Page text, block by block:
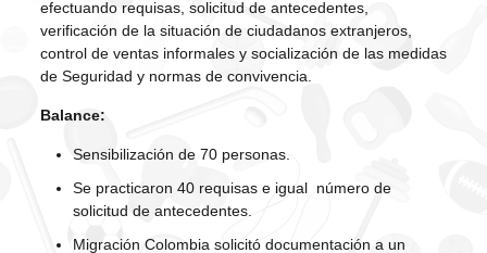
efectuando requisas, solicitud de antecedentes,
verificación de la situación de ciudadanos extranjeros,
control de ventas informales y socialización de las medidas
de Seguridad y normas de convivencia.
Balance:
Sensibilización de 70 personas.
Se practicaron 40 requisas e igual número de
solicitud de antecedentes.
Migración Colombia solicitó documentación a un